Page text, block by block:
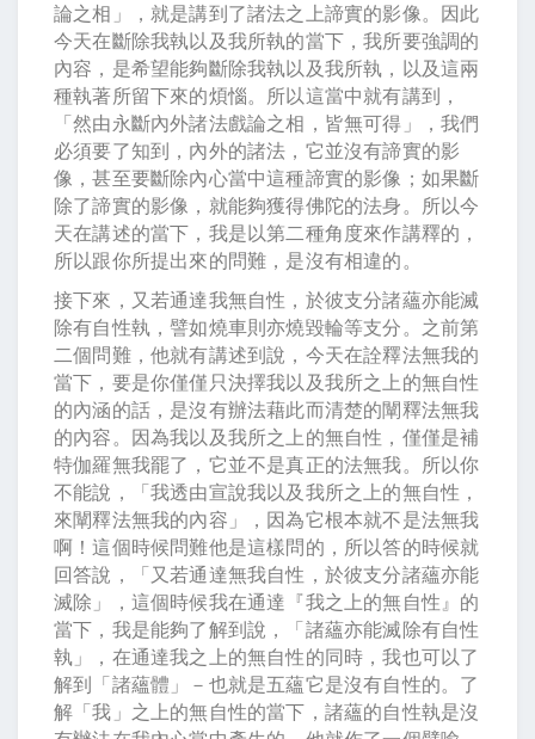
論之相」，就是講到了諸法之上諦實的影像。因此
今天在斷除我執以及我所執的當下，我所要強調的
內容，是希望能夠斷除我執以及我所執，以及這兩
種執著所留下來的煩惱。所以這當中就有講到，
「然由永斷內外諸法戲論之相，皆無可得」，我們
必須要了知到，內外的諸法，它並沒有諦實的影
像，甚至要斷除內心當中這種諦實的影像；如果斷
除了諦實的影像，就能夠獲得佛陀的法身。所以今
天在講述的當下，我是以第二種角度來作講釋的，
所以跟你所提出來的問難，是沒有相違的。
接下來，又若通達我無自性，於彼支分諸蘊亦能滅
除有自性執，譬如燒車則亦燒毀輪等支分。之前第
二個問難，他就有講述到說，今天在詮釋法無我的
當下，要是你僅僅只決擇我以及我所之上的無自性
的內涵的話，是沒有辦法藉此而清楚的闡釋法無我
的內容。因為我以及我所之上的無自性，僅僅是補
特伽羅無我罷了，它並不是真正的法無我。所以你
不能說，「我透由宣說我以及我所之上的無自性，
來闡釋法無我的內容」，因為它根本就不是法無我
啊！這個時候問難他是這樣問的，所以答的時候就
回答說，「又若通達無我自性，於彼支分諸蘊亦能
滅除」，這個時候我在通達『我之上的無自性』的
當下，我是能夠了解到說，「諸蘊亦能滅除有自性
執」，在通達我之上的無自性的同時，我也可以了
解到「諸蘊體」－也就是五蘊它是沒有自性的。了
解「我」之上的無自性的當下，諸蘊的自性執是沒